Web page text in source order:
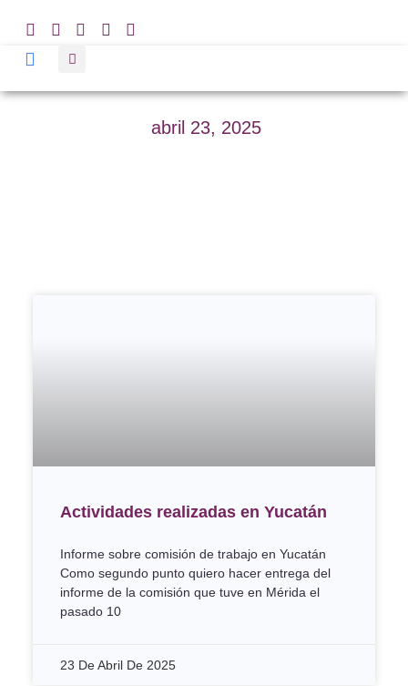
abril 23, 2025
Actividades realizadas en Yucatán
Informe sobre comisión de trabajo en Yucatán
Como segundo punto quiero hacer entrega del
informe de la comisión que tuve en Mérida el
pasado 10
23 De Abril De 2025